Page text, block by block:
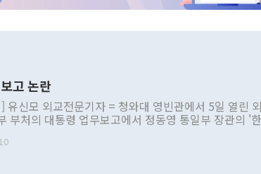
고 논란
유신모 외교전문기자 = 청와대 영빈관에서 5일 열린
부처의 대통령 업무보고에서 정동영 통일부 장관의 '
부 내 조율을 거치지 않은 사안을 정책으로 추진하겠다